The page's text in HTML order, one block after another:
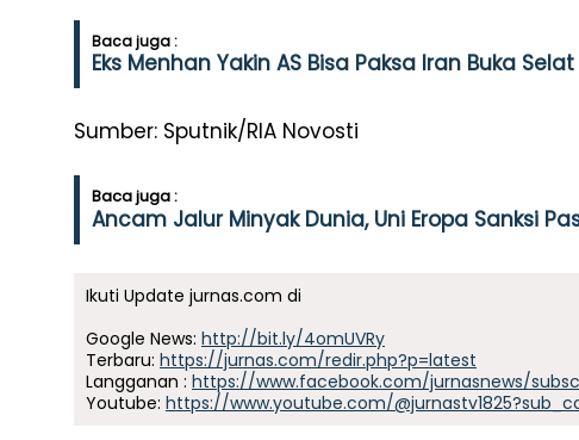
Baca juga :
Eks Menhan Yakin AS Bisa Paksa Iran Buka
Sumber: Sputnik/RIA Novosti
Baca juga :
Ancam Jalur Minyak Dunia, Uni Eropa Sanksi
Ikuti Update jurnas.com di
Google News: http://bit.ly/4omUVRy
Terbaru: https://jurnas.com/redir.php?p=latest
Langganan : https://www.facebook.com/jurnasnews/
Youtube: https://www.youtube.com/